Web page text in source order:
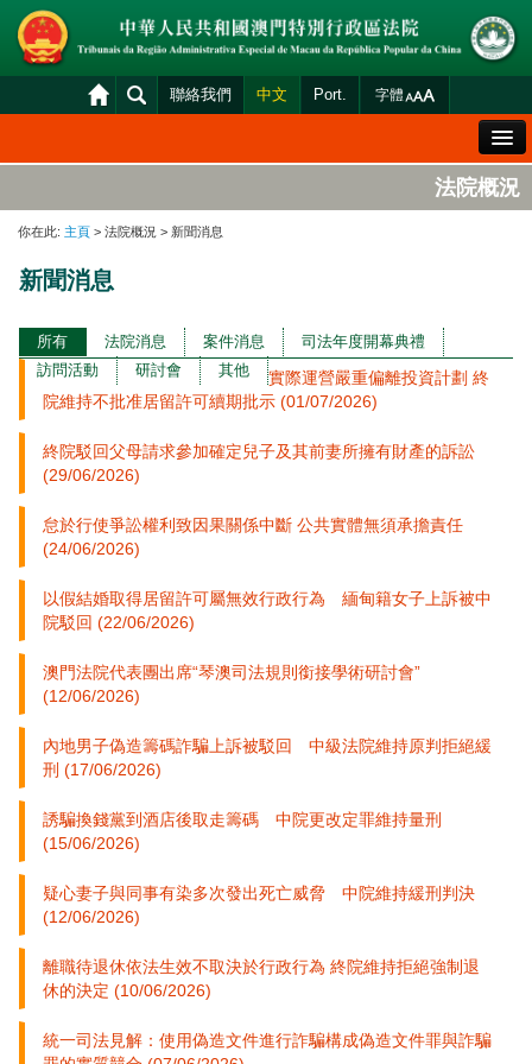
聯絡我們 中文 Port. 字體
法院概況
案件分發及排期
司法變賣
統計資料
財產申報查閱
下載區
法院電子平台
法院概況
你在此: 主頁 > 法院概況 > 新聞消息
新聞消息
所有 法院消息 案件消息
司法年度開幕典禮
訪問活動
研討會 其他
實際運營嚴重偏離投資計劃 終
院維持不批准居留許可續期批示 (01/07/2026)
終院駁回父母請求參加確定兒子及其前妻所擁有財產的訴訟
(29/06/2026)
怠於行使爭訟權利致因果關係中斷 公共實體無須承擔責任
(24/06/2026)
以假結婚取得居留許可屬無效行政行為 緬甸籍女子上訴被中
院駁回 (22/06/2026)
澳門法院代表團出席“琴澳司法規則銜接學術研討會”
(12/06/2026)
內地男子偽造籌碼詐騙上訴被駁回 中級法院維持原判拒絕緩
刑 (17/06/2026)
誘騙換錢黨到酒店後取走籌碼 中院更改定罪維持量刑
(15/06/2026)
疑心妻子與同事有染多次發出死亡威脅 中院維持緩刑判決
(12/06/2026)
離職待退休依法生效不取決於行政行為 終院維持拒絕強制退
休的決定 (10/06/2026)
統一司法見解：使用偽造文件進行詐騙構成偽造文件罪與詐騙